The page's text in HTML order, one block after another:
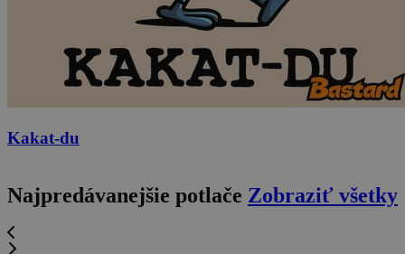
Kakat-du
Najpredávanejšie potlače Zobraziť všetky